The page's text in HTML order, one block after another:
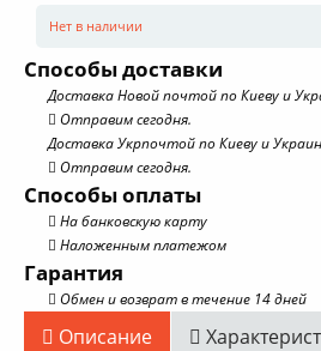
Нет в наличии
Способы доставки
Доставка Новой почтой по Киеву и
Отправим сегодня.
Доставка Укрпочтой по Киеву и
Отправим сегодня.
Способы оплаты
На банковскую карту
Наложенным платежом
Гарантия
Обмен и возврат в течение 14 дней
Описание